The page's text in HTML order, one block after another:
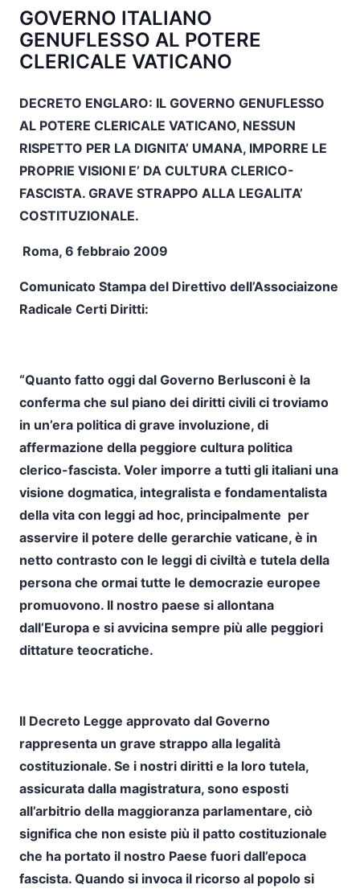
GOVERNO ITALIANO
GENUFLESSO AL POTERE
CLERICALE VATICANO
DECRETO ENGLARO: IL GOVERNO GENUFLESSO
AL POTERE CLERICALE VATICANO, NESSUN
RISPETTO PER LA DIGNITA’ UMANA, IMPORRE LE
PROPRIE VISIONI E’ DA CULTURA CLERICO-
FASCISTA. GRAVE STRAPPO ALLA LEGALITA’
COSTITUZIONALE.
Roma, 6 febbraio 2009
Comunicato Stampa del Direttivo dell’Associaizone
Radicale Certi Diritti:
“Quanto fatto oggi dal Governo Berlusconi è la
conferma che sul piano dei diritti civili ci troviamo
in un’era politica di grave involuzione, di
affermazione della peggiore cultura politica
clerico-fascista. Voler imporre a tutti gli italiani una
visione dogmatica, integralista e fondamentalista
della vita con leggi ad hoc, principalmente per
asservire il potere delle gerarchie vaticane, è in
netto contrasto con le leggi di civiltà e tutela della
persona che ormai tutte le democrazie europee
promuovono. Il nostro paese si allontana
dall’Europa e si avvicina sempre più alle peggiori
dittature teocratiche.
Il Decreto Legge approvato dal Governo
rappresenta un grave strappo alla legalità
costituzionale. Se i nostri diritti e la loro tutela,
assicurata dalla magistratura, sono esposti
all’arbitrio della maggioranza parlamentare, ciò
significa che non esiste più il patto costituzionale
che ha portato il nostro Paese fuori dall’epoca
fascista. Quando si invoca il ricorso al popolo si